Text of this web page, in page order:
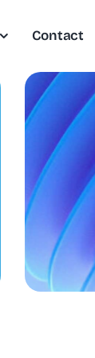
Contact